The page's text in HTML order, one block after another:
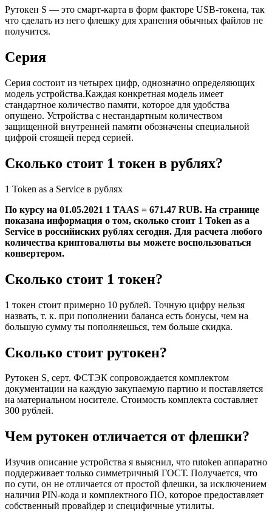
Рутокен S — это смарт-карта в форм факторе USB-токена, так
что сделать из него флешку для хранения обычных файлов не
получится.
Серия
Серия состоит из четырех цифр, однозначно определяющих
модель устройства.Каждая конкретная модель имеет
стандартное количество памяти, которое для удобства
опущено. Устройства с нестандартным количеством
защищенной внутренней памяти обозначены специальной
цифрой стоящей перед серией.
Сколько стоит 1 токен в рублях?
1 Token as a Service в рублях
По курсу на 01.05.2021 1 TAAS = 671.47 RUB. На странице
показана информация о том, сколько стоит 1 Token as a
Service в российиских рублях сегодня. Для расчета любого
количества криптовалюты вы можете воспользоваться
конвертером.
Сколько стоит 1 токен?
1 токен стоит примерно 10 рублей. Точную цифру нельзя
назвать, т. к. при пополнении баланса есть бонусы, чем на
большую сумму ты пополняешься, тем больше скидка.
Сколько стоит рутокен?
Рутокен S, серт. ФСТЭК сопровождается комплектом
документации на каждую закупаемую партию и поставляется
на материальном носителе. Стоимость комплекта составляет
300 рублей.
Чем рутокен отличается от флешки?
Изучив описание устройства я выяснил, что rutoken аппаратно
поддерживает только симметричный ГОСТ. Получается, что
по сути, он не отличается от простой флешки, за исключением
наличия PIN-кода и комплектного ПО, которое предоставляет
собственный провайдер и специфичные утилиты.